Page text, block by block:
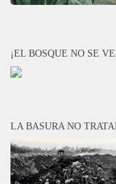
¡EL BOSQUE NO SE
LA BASURA NO